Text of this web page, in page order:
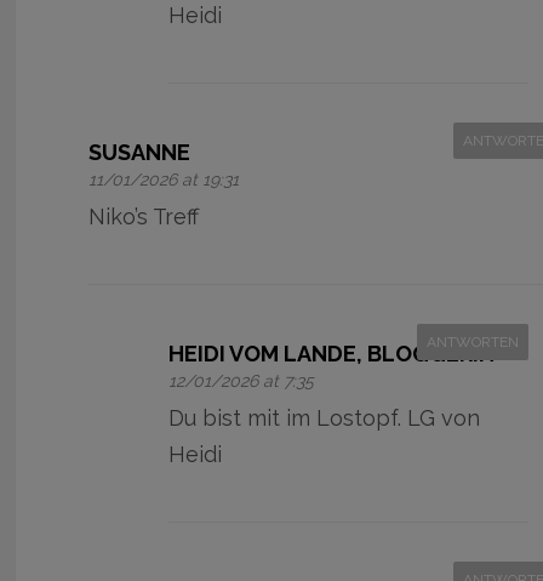
Heidi
SUSANNE
11/01/2026 at 19:31
Niko’s Treff
HEIDI VOM LANDE, BLOGGERIN
12/01/2026 at 7:35
ANTWORTEN
Du bist mit im Lostopf. LG von
Heidi